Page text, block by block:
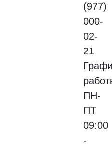
(977)
000-
02-
21
ПН-
ПТ
09:00
-